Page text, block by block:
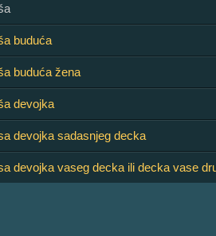
buduća
buduća žena
devojka
devojka sadasnjeg decka
devojka vaseg decka ili decka vase